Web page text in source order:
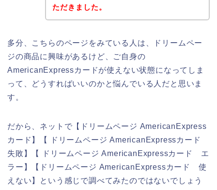
ただきました。
多分、こちらのページをみている人は、ドリームペー
ジの商品に興味があるけど、ご自身の
AmericanExpressカードが使えない状態になってしま
って、どうすればいいのかと悩んでいる人だと思いま
す。
だから、ネットで【ドリームページ AmericanExpress
カード】【 ドリームページ AmericanExpressカード
失敗】【 ドリームページ AmericanExpressカード エ
ラー】【ドリームページ AmericanExpressカード 使
えない】という感じで調べてみたのではないでしょう